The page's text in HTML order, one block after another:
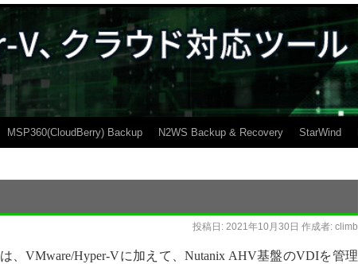
MSP360(CloudBerry) Backup N2WS Backup & Recovery StarWind
投稿日: 2021年10月30日 作成者: climb
は、VMware/Hyper-Vに加えて、Nutanix AHV基盤のVDIを管理